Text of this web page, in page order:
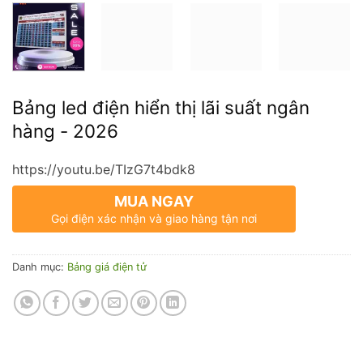
Bảng led điện hiển thị lãi suất ngân
hàng - 2026
https://youtu.be/TIzG7t4bdk8
MUA NGAY
Gọi điện xác nhận và giao hàng tận nơi
Danh mục: Bảng giá điện tử